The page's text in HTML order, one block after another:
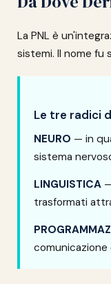
La PNL è
sistemi. Il nome
Le tre radici
NEURO — in
sistema
LINGUISTICA
trasformati
comunicazione